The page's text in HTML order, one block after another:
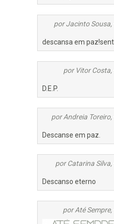
por Jacinto
descansa em
por Vitor
D.E.P.
por Andreia
Descanse em paz.
por Catarina
Descanso eterno
por Até